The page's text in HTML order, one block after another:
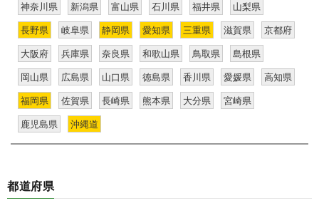
神奈川県 新潟県 富山県 石川県 福井県 山梨県
長野県 岐阜県 静岡県 愛知県 三重県 滋賀県 京都府
大阪府 兵庫県 奈良県 和歌山県 鳥取県 島根県
岡山県 広島県 山口県 徳島県 香川県 愛媛県 高知県
福岡県 佐賀県 長崎県 熊本県 大分県 宮崎県
鹿児島県 沖縄道
都道府県